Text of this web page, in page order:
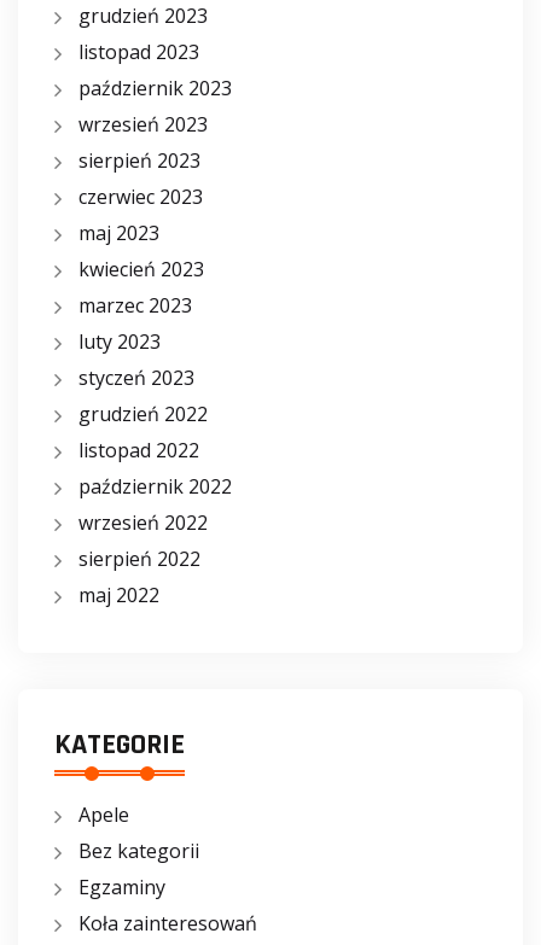
grudzień 2023
listopad 2023
październik 2023
wrzesień 2023
sierpień 2023
czerwiec 2023
maj 2023
kwiecień 2023
marzec 2023
luty 2023
styczeń 2023
grudzień 2022
listopad 2022
październik 2022
wrzesień 2022
sierpień 2022
maj 2022
KATEGORIE
Apele
Bez kategorii
Egzaminy
Koła zainteresowań